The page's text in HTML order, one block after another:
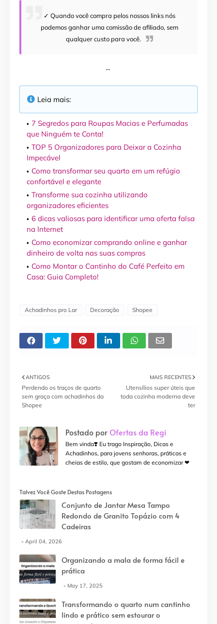
✓ Quando você compra pelos nossos links nós
podemos ganhar uma comissão de afiliado, sem
qualquer custo para você.
...
Leia mais:
7 Segredos para Roupas Macias e Perfumadas
que Ninguém te Conta!
TOP 5 Organizadores para Deixar a Cozinha
Impecável
Como transformar seu quarto em um refúgio
confortável e elegante
Transforme sua cozinha utilizando
organizadores eficientes
6 dicas valiosas para identificar uma oferta falsa
na Internet
Como economizar comprando online e ganhar
dinheiro de volta nas suas compras
Como Montar o Cantinho do Café Perfeito em
Casa: Guia Completo!
Achadinhos pro Lar Decoração Shopee
MAIS RECENTES
Utensílios super úteis que
toda cozinha moderna deve
ter
ANTIGOS
Perdendo os traços de quarto
sem graça com achadinhos da
Shopee
Postado porOfertas da Regi
Bem vinda❣️ Eu trago Inspiração, Dicas e
Achadinhos, para jovens senhoras, práticas e
cheias de estilo, que gostam de economizar ❤
Talvez Você Goste Destas Postagens
Conjunto de Jantar Mesa Tampo
Redondo de Granito Topázio com 4
Cadeiras
April 04, 2026
Organizando a mala de forma fácil e
prática
May 17, 2025
Transformando o quarto num cantinho
lindo e prático sem estourar o